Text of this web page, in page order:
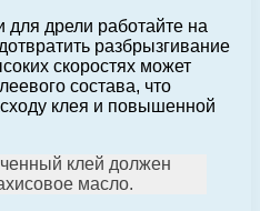
для дрели работайте на
разбрызгивание
скоростях может
состава, что
клея и повышенной
клей должен
масло.